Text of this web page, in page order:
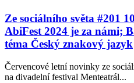
Ze sociálního světa #201
AbiFest 2024 je za námi;
téma Český znakový jazyk
Červencové letní novinky ze
na divadelní festival Menteatrál...